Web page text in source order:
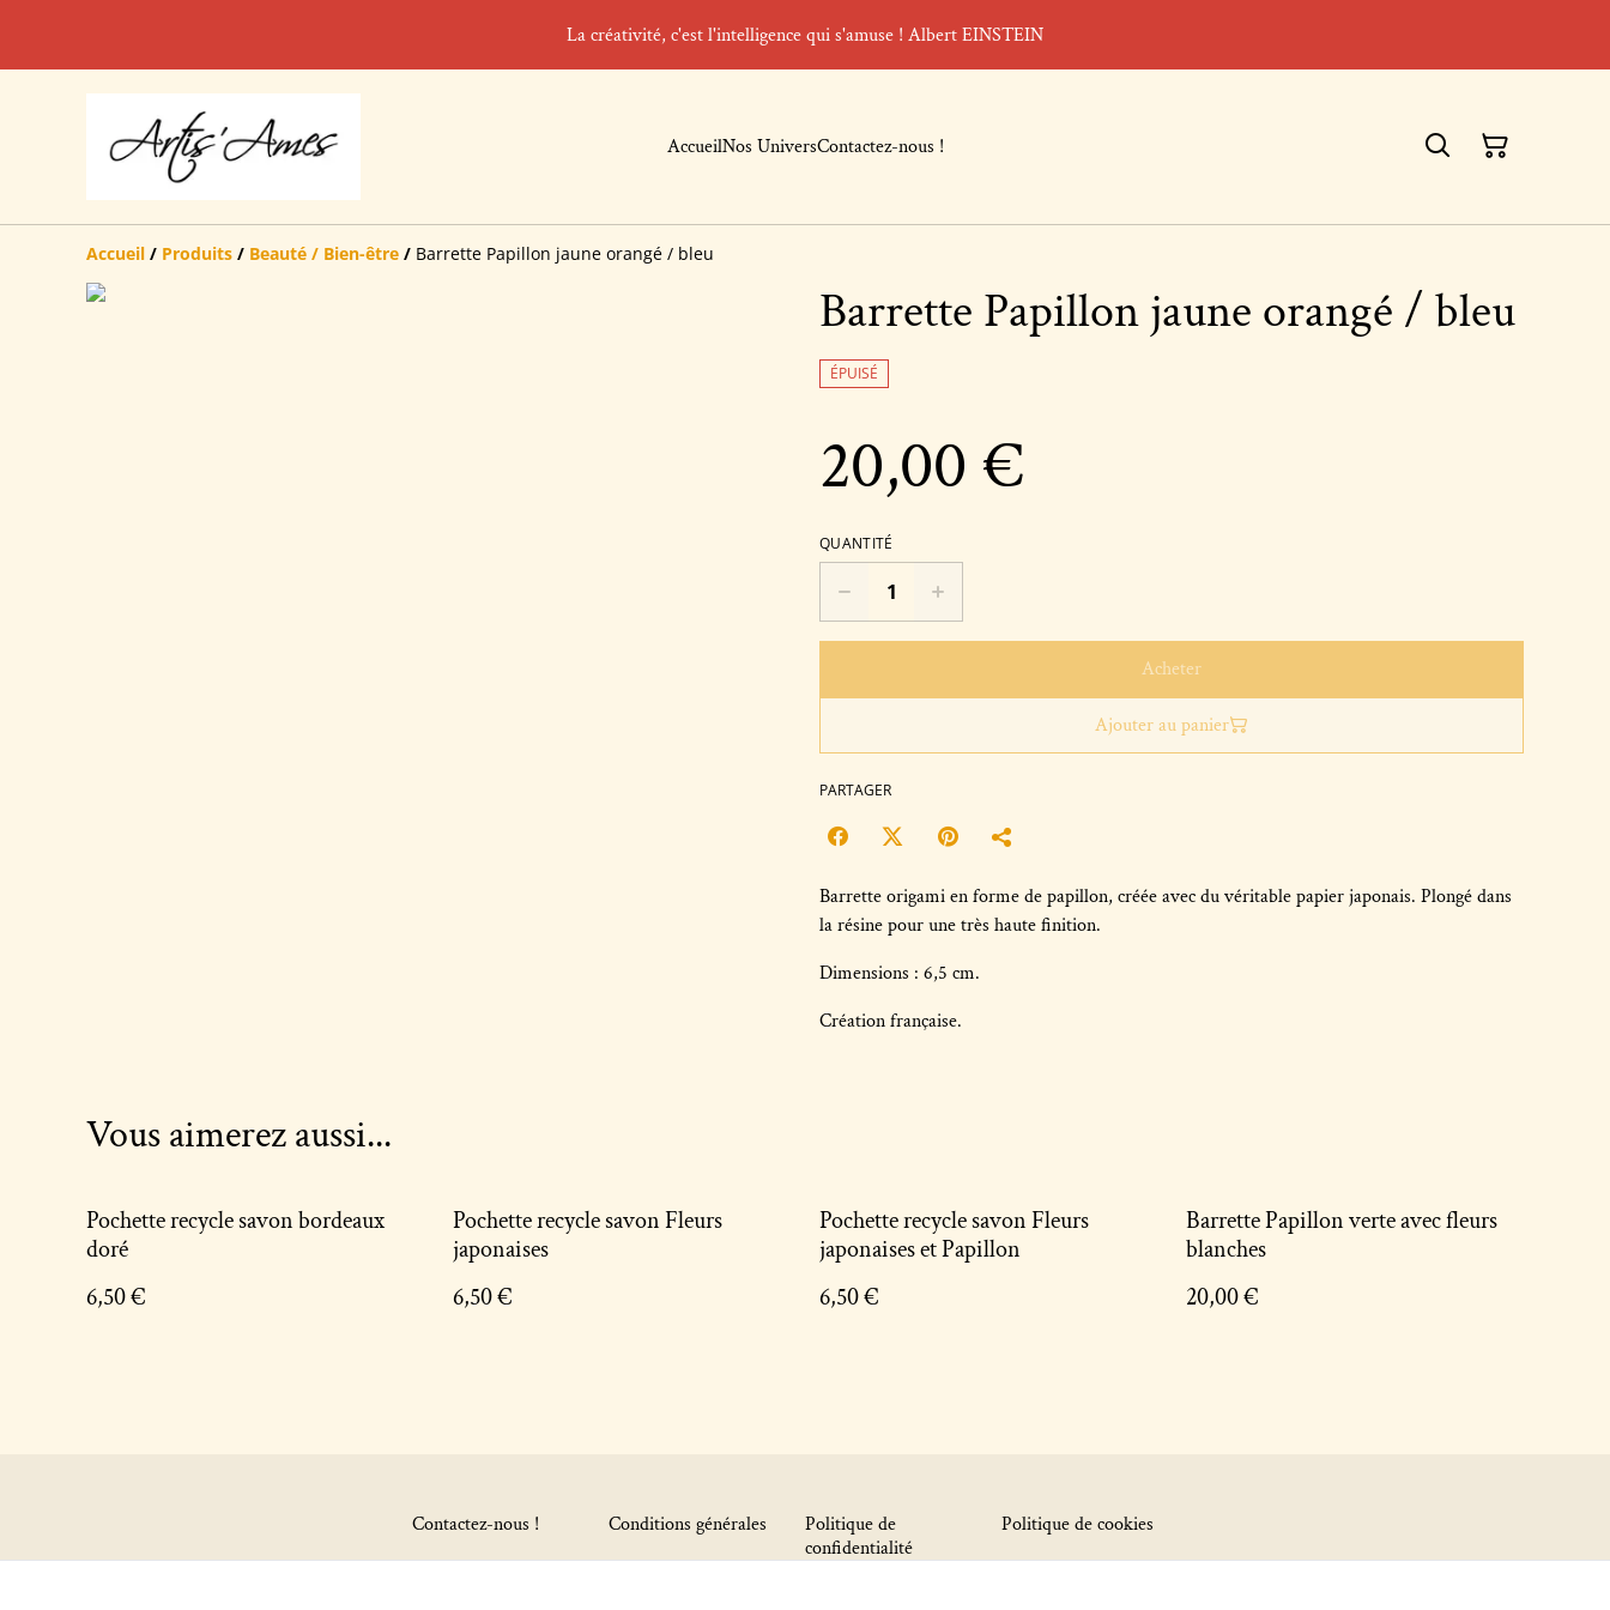
La créativité, c'est l'intelligence qui s'amuse ! Albert EINSTEIN
AccueilNos UniversContactez-nous !
Accueil / Produits / Beauté / Bien-être / Barrette Papillon jaune orangé / bleu
Barrette Papillon jaune orangé / bleu
ÉPUISÉ
20,00 €
QUANTITÉ
Acheter
Ajouter au panier
PARTAGER
Barrette origami en forme de papillon, créée avec du véritable papier japonais. Plongé dans
la résine pour une très haute finition.
Dimensions : 6,5 cm.
Création française.
Vous aimerez aussi...
Pochette recycle savon bordeaux
doré
6,50 €
Pochette recycle savon Fleurs
japonaises
6,50 €
Pochette recycle savon Fleurs
japonaises et Papillon
6,50 €
Barrette Papillon verte avec fleurs
blanches
20,00 €
Contactez-nous ! Conditions générales
Politique de
confidentialité
Politique de cookies